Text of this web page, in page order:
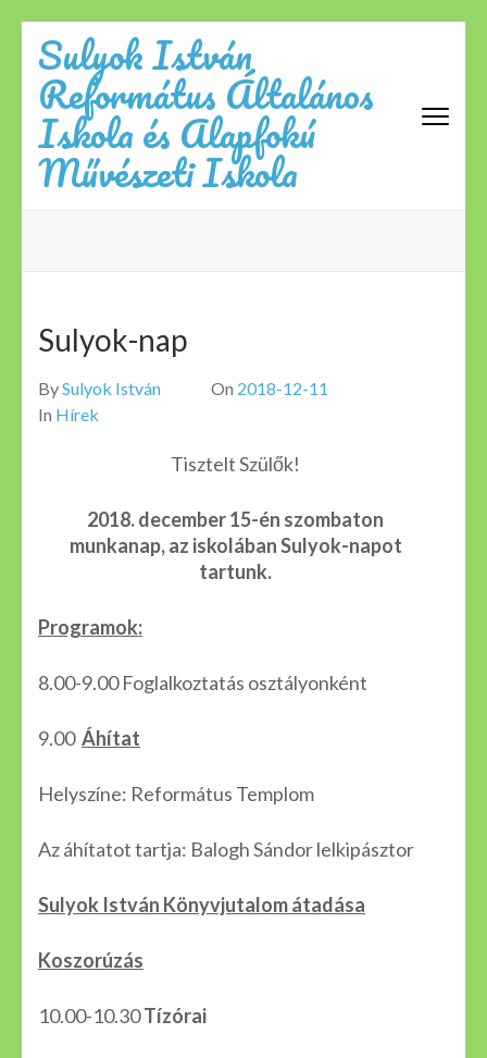
content
(Press
Enter)
Sulyok István
Református Általános
Iskola és Alapfokú
Művészeti Iskola
Sulyok-nap
BySulyok István On 2018-12-11
In Hírek
Tisztelt Szülők!
2018. december 15-én szombaton
munkanap, az iskolában Sulyok-napot
tartunk.
Programok:
8.00-9.00 Foglalkoztatás osztályonként
9.00 Áhítat
Helyszíne: Református Templom
Az áhítatot tartja: Balogh Sándor lelkipásztor
Sulyok István Könyvjutalom átadása
Koszorúzás
10.00-10.30Tízórai